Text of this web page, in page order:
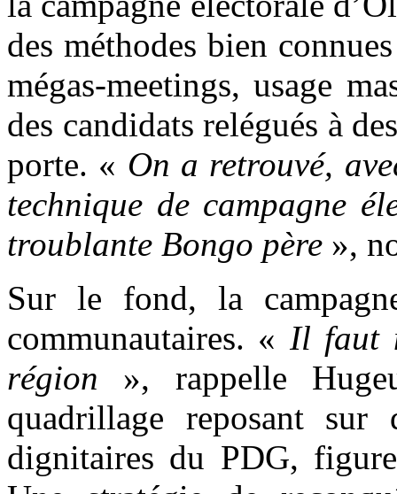
des méthodes bien
mégas-meetings, usage
des candidats relégués à
porte. « On a retrouvé,
technique de campagne
troublante Bongo père »,
Sur le fond, la
communautaires. « Il faut
région », rappelle
quadrillage reposant sur
dignitaires du PDG,